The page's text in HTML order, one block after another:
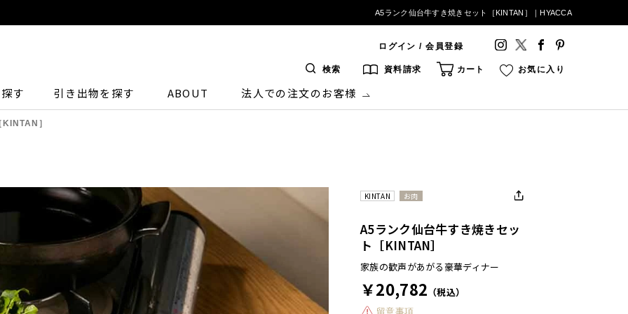
A5ランク仙台牛すき焼きセット［KINTAN］｜HYACCA
ログイン / 会員登録
検索 資料請求 カート お気に入り
す 引き出物を探す ABOUT 法人での注文のお客様
］
KINTAN お肉
A5ランク仙台牛すき焼きセッ
ト［KINTAN］
家族の歓声があがる豪華ディナー
￥20,782 （税込）
留意事項